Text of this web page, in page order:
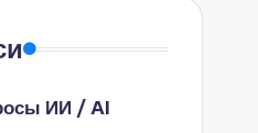
ИИ / AI